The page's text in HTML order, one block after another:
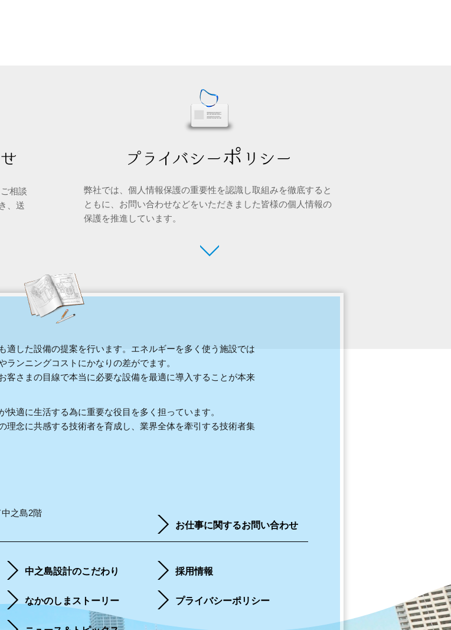
相談
、送
弊社では、個人情報保護の重要性を認識し取組みを徹底すると
ともに、お問い合わせなどをいただきました皆様の個人情報の
保護を推進しています。
適した設備の提案を行います。エネルギーを多く使う施設では
ンニングコストにかなりの差がでます。
客さまの目線で本当に必要な設備を最適に導入することが本来
適に生活する為に重要な役目を多く担っています。
理念に共感する技術者を育成し、業界全体を牽引する技術者集
之島2階
お仕事に関するお問い合わせ
中之島設計のこだわり
なかのしまストーリー
採用情報
プライバシーポリシー